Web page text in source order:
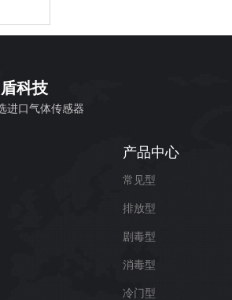
科技
进口气体传感器
产品中心
常见型
排放型
剧毒型
消毒型
冷门型